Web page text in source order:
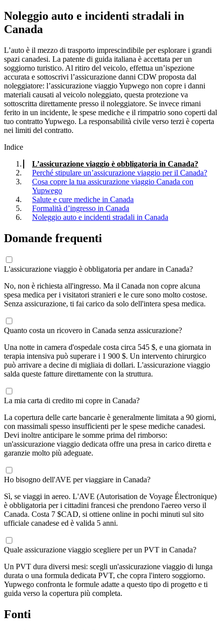
Noleggio auto e incidenti stradali in
Canada
L’auto è il mezzo di trasporto imprescindibile per esplorare i grandi
spazi canadesi. La patente di guida italiana è accettata per un
soggiorno turistico. Al ritiro del veicolo, effettua un’ispezione
accurata e sottoscrivi l’assicurazione danni CDW proposta dal
noleggiatore: l’assicurazione viaggio Yupwego non copre i danni
materiali causati al veicolo noleggiato, questa protezione va
sottoscritta direttamente presso il noleggiatore. Se invece rimani
ferito in un incidente, le spese mediche e il rimpatrio sono coperti dal
tuo contratto Yupwego. La responsabilità civile verso terzi è coperta
nei limiti del contratto.
Indice
L’assicurazione viaggio è obbligatoria in Canada?
Perché stipulare un’assicurazione viaggio per il Canada?
Cosa copre la tua assicurazione viaggio Canada con
Yupwego
Salute e cure mediche in Canada
Formalità d’ingresso in Canada
Noleggio auto e incidenti stradali in Canada
Domande frequenti
L'assicurazione viaggio è obbligatoria per andare in Canada?
No, non è richiesta all'ingresso. Ma il Canada non copre alcuna
spesa medica per i visitatori stranieri e le cure sono molto costose.
Senza assicurazione, ti fai carico da solo dell'intera spesa medica.
Quanto costa un ricovero in Canada senza assicurazione?
Una notte in camera d'ospedale costa circa 545 $, e una giornata in
terapia intensiva può superare i 1 900 $. Un intervento chirurgico
può arrivare a decine di migliaia di dollari. L'assicurazione viaggio
salda queste fatture direttamente con la struttura.
La mia carta di credito mi copre in Canada?
La copertura delle carte bancarie è generalmente limitata a 90 giorni,
con massimali spesso insufficienti per le spese mediche canadesi.
Devi inoltre anticipare le somme prima del rimborso:
un'assicurazione viaggio dedicata offre una presa in carico diretta e
garanzie molto più adeguate.
Ho bisogno dell'AVE per viaggiare in Canada?
Sì, se viaggi in aereo. L'AVE (Autorisation de Voyage Électronique)
è obbligatoria per i cittadini francesi che prendono l'aereo verso il
Canada. Costa 7 $CAD, si ottiene online in pochi minuti sul sito
ufficiale canadese ed è valida 5 anni.
Quale assicurazione viaggio scegliere per un PVT in Canada?
Un PVT dura diversi mesi: scegli un'assicurazione viaggio di lunga
durata o una formula dedicata PVT, che copra l'intero soggiorno.
Yupwego confronta le formule adatte a questo tipo di progetto e ti
guida verso la copertura più completa.
Fonti